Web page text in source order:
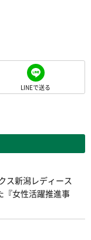
LINEで送る
ス新潟レディース
『女性活躍推進事